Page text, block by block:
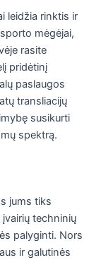
leidžia rinktis ir
mėgėjai,
rasite
pridėtinį
paslaugos
transliacijų
susikurti
spektrą.
jums tiks
įvairių techninių
palyginti. Nors
ir galutinės